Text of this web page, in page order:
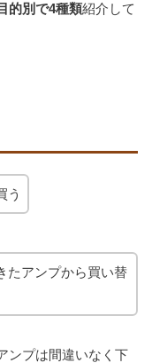
的別で4種類紹介して
う
たアンプから買い替
ンプは間違いなく下